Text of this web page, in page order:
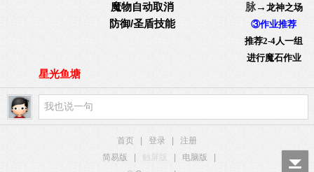
魔物自动取消
防御/圣盾技能
脉→ 龙神之场
③作业推荐
推荐2-4人一组
进行魔石作业
星光鱼塘
首页 登录
注册
简易版
触屏版 电脑版